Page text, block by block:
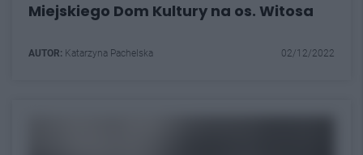
Miejskiego Dom Kultury na os. Witosa
AUTOR: Katarzyna Pachelska 02/12/2022